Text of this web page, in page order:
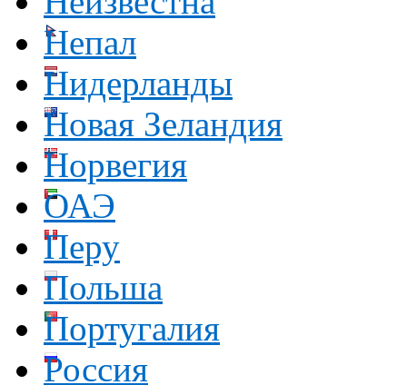
Непал
Нидерланды
Новая Зеландия
Норвегия
ОАЭ
Перу
Польша
Португалия
Россия